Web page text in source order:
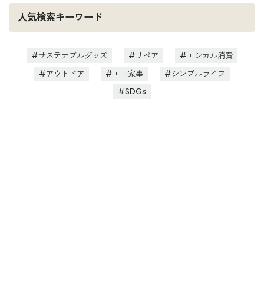
人気検索キーワード
サステナブルグッズ リペア
エシカル消費
アウトドア
エコ家事
シンプルライフ
SDGs